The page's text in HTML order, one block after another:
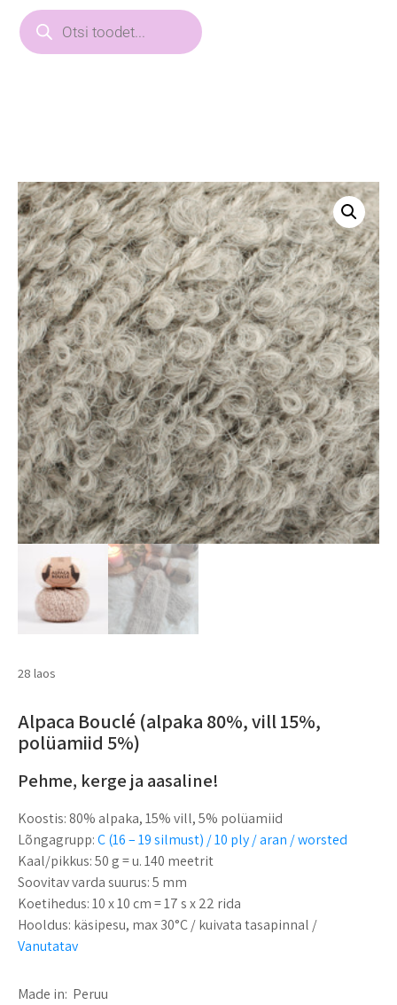
28 laos
Alpaca Bouclé (alpaka 80%, vill 15%,
polüamiid 5%)
Pehme, kerge ja aasaline!
Koostis:80% alpaka, 15% vill, 5% polüamiid
Lõngagrupp:C (16 – 19 silmust) / 10 ply / aran / worsted
Kaal/pikkus:50 g = u. 140 meetrit
Soovitav varda suurus:5 mm
Koetihedus:10 x 10 cm = 17 s x 22 rida
Hooldus: käsipesu, max 30°C / kuivata tasapinnal /
Vanutatav
Made in: Peruu